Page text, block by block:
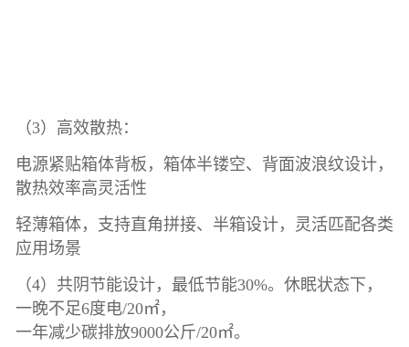
（3）高效散热：
电源紧贴箱体背板，箱体半镂空、背面波浪纹设计，
散热效率高灵活性
轻薄箱体，支持直角拼接、半箱设计，灵活匹配各类
应用场景
（4）共阴节能设计，最低节能30%。休眠状态下，
一晚不足6度电/20㎡，
一年减少碳排放9000公斤/20㎡。